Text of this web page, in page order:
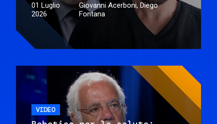
01 Luglio
2026
Giovanni Acerboni, Diego
Fontana
VIDEO